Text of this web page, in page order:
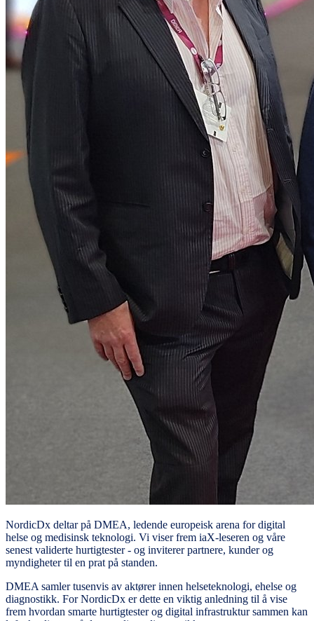
NordicDx deltar på DMEA, ledende europeisk arena for digital
helse og medisinsk teknologi. Vi viser frem iaX-leseren og våre
senest validerte hurtigtester - og inviterer partnere, kunder og
myndigheter til en prat på standen.
DMEA samler tusenvis av aktører innen helseteknologi, ehelse og
diagnostikk. For NordicDx er dette en viktig anledning til å vise
frem hvordan smarte hurtigtester og digital infrastruktur sammen kan